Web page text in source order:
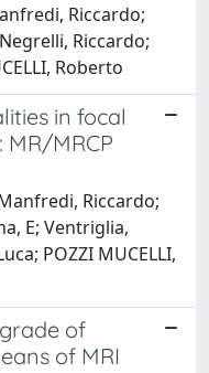
Riccardo;
Riccardo;
Roberto
in focal
MRCP
Riccardo;
E; Ventriglia,
POZZI MUCELLI,
of
of MRI